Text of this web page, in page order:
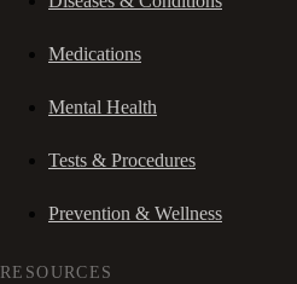
Medications
Mental Health
Tests & Procedures
Prevention & Wellness
RESOURCES